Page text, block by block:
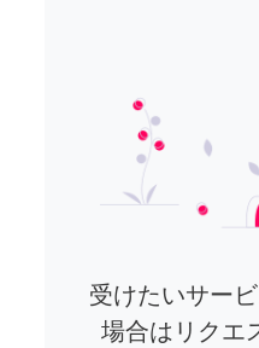
受けたいサー
場合はリクエ